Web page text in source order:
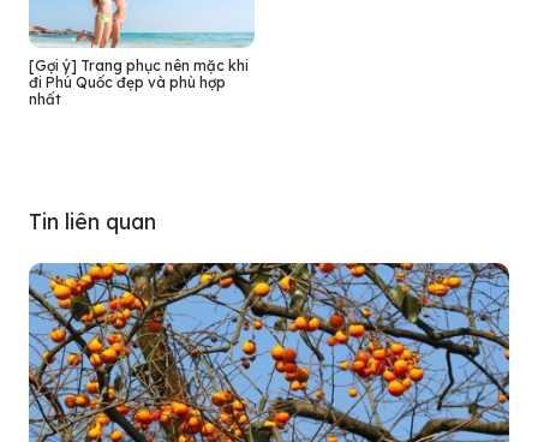
[Gợi ý] Trang phục nên mặc khi
đi Phú Quốc đẹp và phù hợp
nhất
Tin liên quan